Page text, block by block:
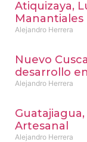
Atiquizaya,
Manantiales
Alejandro Herrera
Nuevo
desarrollo
Alejandro Herrera
Artesanal
Alejandro Herrera